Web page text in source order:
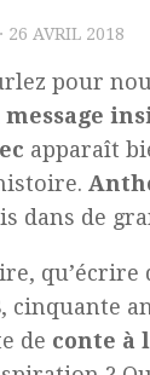
· 26 AVRIL 2018
pour
message
apparaît
dans de
cinquante
de conte à